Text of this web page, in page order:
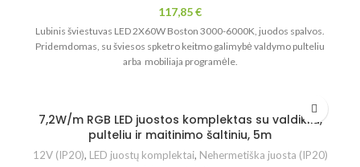
117,85€
Lubinis šviestuvas LED 2X60W Boston 3000-6000K, juodos spalvos.
Pridemdomas, su šviesos spketro keitmo galimybė valdymo pulteliu
arba mobiliaja programėle.
7,2W/m RGB LED juostos komplektas su valdikliu,
pulteliu ir maitinimo šaltiniu, 5m
12V (IP20), LED juostų komplektai, Nehermetiška juosta (IP20)